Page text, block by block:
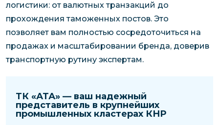
логистики: от валютных транзакций до
прохождения таможенных постов. Это
позволяет вам полностью сосредоточиться на
продажах и масштабировании бренда, доверив
транспортную рутину экспертам.
ТК «АТА» — ваш надежный
представитель в крупнейших
промышленных кластерах КНР